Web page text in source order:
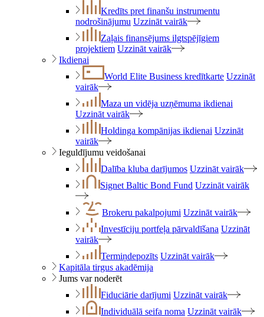
Kredīts pret finanšu instrumentu
nodrošinājumu Uzzināt vairāk
Zaļais finansējums ilgtspējīgiem
projektiem Uzzināt vairāk
Ikdienai
World Elite Business kredītkarte Uzzināt
vairāk
Maza un vidēja uzņēmuma ikdienai
Uzzināt vairāk
Holdinga kompānijas ikdienai Uzzināt
vairāk
Ieguldījumu veidošanai
Dalība kluba darījumos Uzzināt vairāk
Signet Baltic Bond Fund Uzzināt vairāk
Brokeru pakalpojumi Uzzināt vairāk
Investīciju portfeļa pārvaldīšana Uzzināt
vairāk
Termiņdepozīts Uzzināt vairāk
Kapitāla tirgus akadēmija
Jums var noderēt
Fiduciārie darījumi Uzzināt vairāk
Individuālā seifa noma Uzzināt vairāk